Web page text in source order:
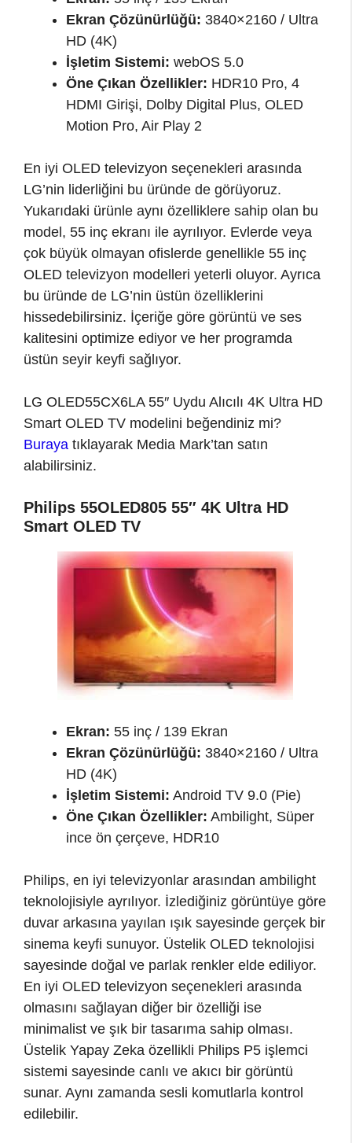
Ekran Çözünürlüğü: 3840×2160 / Ultra
HD (4K)
İşletim Sistemi: webOS 5.0
Öne Çıkan Özellikler: HDR10 Pro, 4
HDMI Girişi, Dolby Digital Plus, OLED
Motion Pro, Air Play 2
En iyi OLED televizyon seçenekleri arasında
LG’nin liderliğini bu üründe de görüyoruz.
Yukarıdaki ürünle aynı özelliklere sahip olan bu
model, 55 inç ekranı ile ayrılıyor. Evlerde veya
çok büyük olmayan ofislerde genellikle 55 inç
OLED televizyon modelleri yeterli oluyor. Ayrıca
bu üründe de LG’nin üstün özelliklerini
hissedebilirsiniz. İçeriğe göre görüntü ve ses
kalitesini optimize ediyor ve her programda
üstün seyir keyfi sağlıyor.
LG OLED55CX6LA 55″ Uydu Alıcılı 4K Ultra HD
Smart OLED TV modelini beğendiniz mi?
Buraya tıklayarak Media Mark’tan satın
alabilirsiniz.
Philips 55OLED805 55″ 4K Ultra HD
Smart OLED TV
Ekran: 55 inç / 139 Ekran
Ekran Çözünürlüğü: 3840×2160 / Ultra
HD (4K)
İşletim Sistemi: Android TV 9.0 (Pie)
Öne Çıkan Özellikler: Ambilight, Süper
ince ön çerçeve, HDR10
Philips, en iyi televizyonlar arasından ambilight
teknolojisiyle ayrılıyor. İzlediğiniz görüntüye göre
duvar arkasına yayılan ışık sayesinde gerçek bir
sinema keyfi sunuyor. Üstelik OLED teknolojisi
sayesinde doğal ve parlak renkler elde ediliyor.
En iyi OLED televizyon seçenekleri arasında
olmasını sağlayan diğer bir özelliği ise
minimalist ve şık bir tasarıma sahip olması.
Üstelik Yapay Zeka özellikli Philips P5 işlemci
sistemi sayesinde canlı ve akıcı bir görüntü
sunar. Aynı zamanda sesli komutlarla kontrol
edilebilir.